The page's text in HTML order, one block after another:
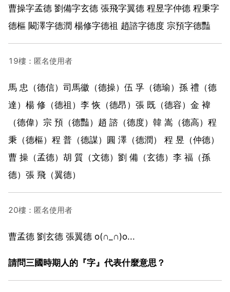
曹操字孟德 劉備字玄德 張飛字翼德 程昱字仲德 程秉字
德樞 闞澤字德潤 楊修字德祖 趙諮字德度 宗預字德豔
19樓：匿名使用者
馬 忠（德信）司馬徽（德操）伍 孚（德瑜）孫 禮（德
達）楊 修（德祖）李 恢（德昂）張 既（德容）金 褘
（德偉）宗 預（德豔）趙 諮（德度）韓 嵩（德高）程
秉（德樞）程 普（德謀）圓 澤（德潤） 程 昱（仲德）
曹 操（孟德）胡 質（文德）劉 備（玄德）李 福（孫
德）張 飛（翼德）
20樓：匿名使用者
曹孟德 劉玄德 張翼德 o(∩_∩)o...
請問三國時期人的『字』代表什麼意思？